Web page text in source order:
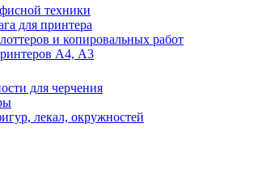
техники
для принтера
и копировальных работ
А4, А3
для черчения
лекал, окружностей